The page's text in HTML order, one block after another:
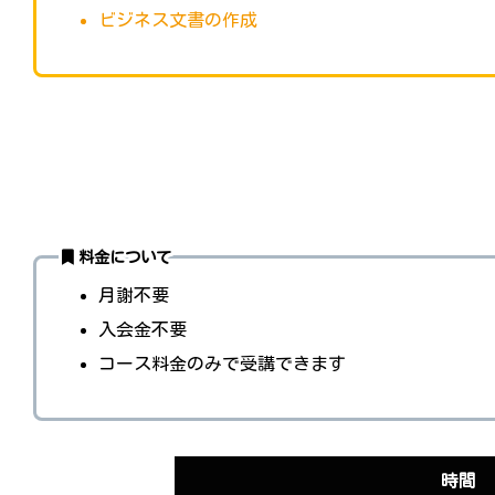
ビジネス文書の作成
料金について
月謝不要
入会金不要
コース料金のみで受講できます
時間